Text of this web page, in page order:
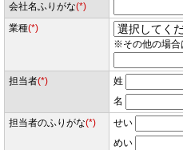
会社名ふりがな(*)
業種(*)
※その他の場合
担当者(*)
姓
名
担当者のふりがな(*)
せい
めい